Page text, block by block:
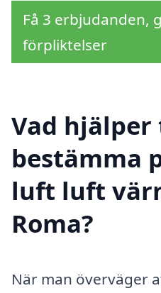
Få 3 erbjudanden,
förpliktelser
Vad
bestämma
luft luft
Roma?
När man överväger